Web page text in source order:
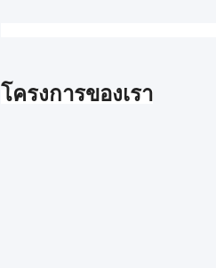
โครงการของเรา